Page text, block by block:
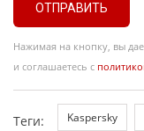
ОТПРАВИТЬ
Нажимая на кнопку, вы
и соглашаетесь с
Теги: Kaspersky